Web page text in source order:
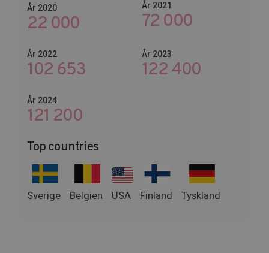
År 2020
22 000
År 2021
72 000
År 2022
102 653
År 2023
145 674
År 2024
148 800
Top countries
Sverige Belgien USA Finland Tyskland